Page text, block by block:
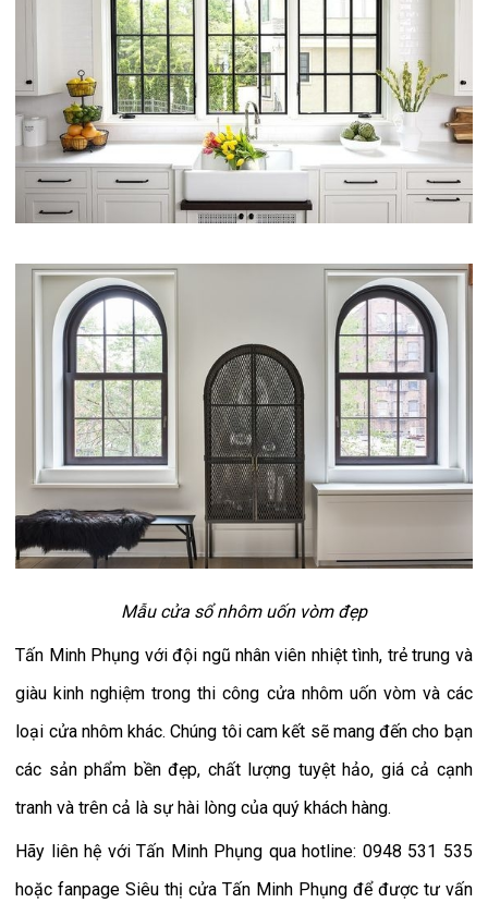
Mẫu cửa sổ nhôm uốn vòm đẹp
Tấn Minh Phụng với đội ngũ nhân viên nhiệt tình, trẻ trung và
giàu kinh nghiệm trong thi công cửa nhôm uốn vòm và các
loại cửa nhôm khác. Chúng tôi cam kết sẽ mang đến cho bạn
các sản phẩm bền đẹp, chất lượng tuyệt hảo, giá cả cạnh
tranh và trên cả là sự hài lòng của quý khách hàng.
Hãy liên hệ với Tấn Minh Phụng qua hotline: 0948 531 535
hoặc fanpage Siêu thị cửa Tấn Minh Phụngđể được tư vấn